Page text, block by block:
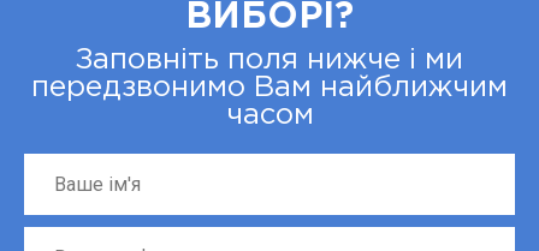
ВИБОРІ?
Заповніть поля нижче і ми
передзвонимо Вам найближчим
часом